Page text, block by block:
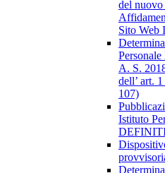
del
Sito Web
A. S.
dell’ art.
107)
Istituto